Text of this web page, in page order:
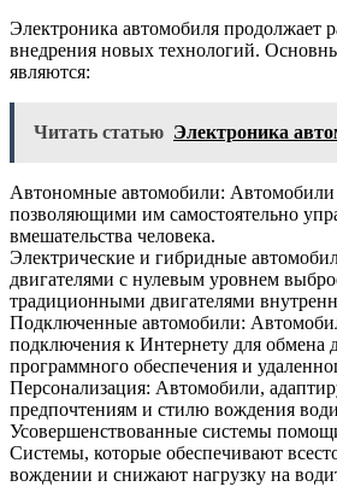
Электроника автомобиля продолжает
внедрения новых технологий.
являются:
Читать статью Электроника
Автономные автомобили: Автомобили
позволяющими им самостоятельно
вмешательства человека.
Электрические и гибридные
двигателями с нулевым уровнем
традиционными двигателями
Подключенные автомобили:
подключения к Интернету для обмена
программного обеспечения и
Персонализация: Автомобили,
предпочтениям и стилю вождения
Усовершенствованные системы
Системы, которые обеспечивают
вождении и снижают нагрузку на